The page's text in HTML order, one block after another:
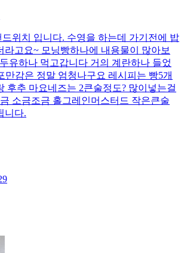
위치 입니다. 수영을 하는데 가기전에 밥
라고요~ 모닝빵하나에 내용물이 많아보
유하나 먹고갑니다 거의 계란하나 들었
만감은 정말 엄청나구요 레시피는 빵5개
후추 마요네즈는 2큰술정도? 많이넣는걸
소금조금 홀그레인머스터드 작은큰술
니다.